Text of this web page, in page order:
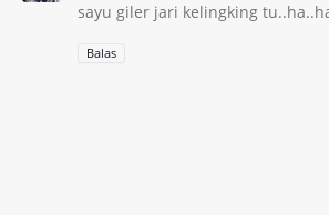
sayu giler jari kelingking
Balas